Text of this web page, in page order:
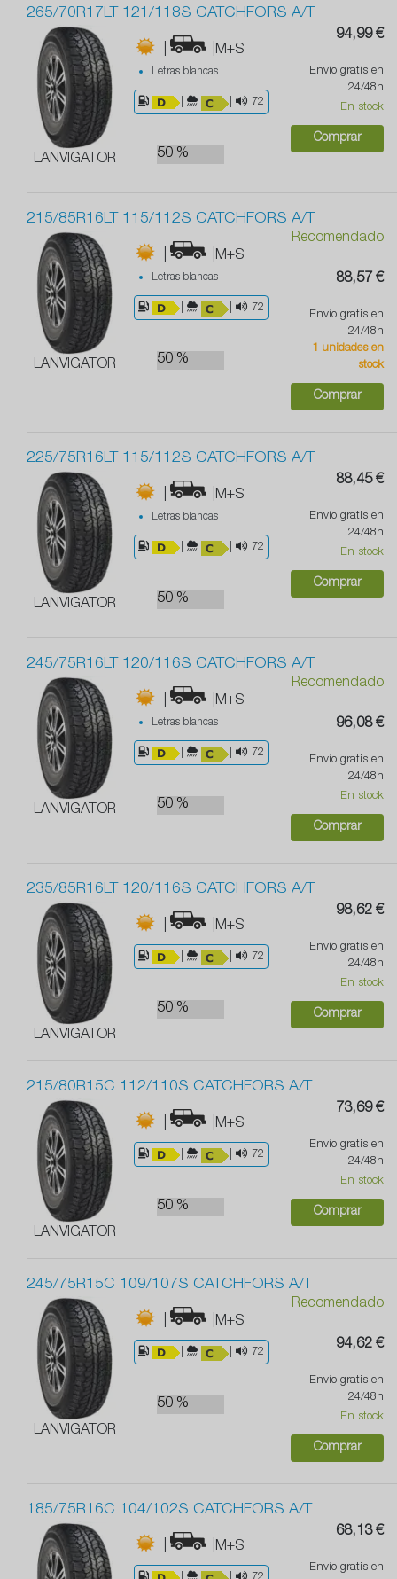
265/70R17LT 121/118S CATCHFORS A/T
LANVIGATOR
| |M+S
Letras blancas
72
50 %
94,99 €
Envío gratis en
24/48h
En stock
Comprar
215/85R16LT 115/112S CATCHFORS A/T
LANVIGATOR
| |M+S
Letras blancas
72
50 %
Recomendado
88,57 €
Envío gratis en
24/48h
1 unidades en
stock
Comprar
225/75R16LT 115/112S CATCHFORS A/T
LANVIGATOR
| |M+S
Letras blancas
72
50 %
88,45 €
Envío gratis en
24/48h
En stock
Comprar
245/75R16LT 120/116S CATCHFORS A/T
LANVIGATOR
| |M+S
Letras blancas
72
50 %
Recomendado
96,08 €
Envío gratis en
24/48h
En stock
Comprar
235/85R16LT 120/116S CATCHFORS A/T
LANVIGATOR
| |M+S
72
50 %
98,62 €
Envío gratis en
24/48h
En stock
Comprar
215/80R15C 112/110S CATCHFORS A/T
LANVIGATOR
| |M+S
72
50 %
73,69 €
Envío gratis en
24/48h
En stock
Comprar
245/75R15C 109/107S CATCHFORS A/T
LANVIGATOR
| |M+S
72
50 %
Recomendado
94,62 €
Envío gratis en
24/48h
En stock
Comprar
185/75R16C 104/102S CATCHFORS A/T
| |M+S
68,13 €
Envío gratis en